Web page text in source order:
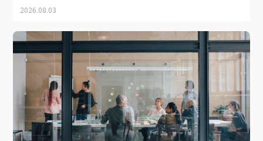
2026.08.03